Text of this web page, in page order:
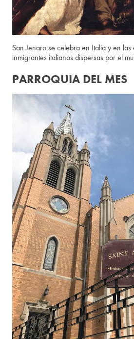
San Jenaro se celebra en Italia y en las
inmigrantes italianos dispersas por el
PARROQUIA DEL MES